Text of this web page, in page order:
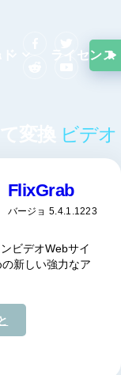
ライセンス
変換 ビデオ
FlixGrab
バージョ 5.4.1.1223
ビデオWebサイ
新しい強力なア